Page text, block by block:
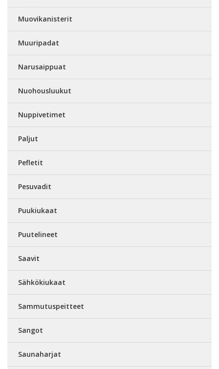
Muovikanisterit
Muuripadat
Narusaippuat
Nuohousluukut
Nuppivetimet
Paljut
Pefletit
Pesuvadit
Puukiukaat
Puutelineet
Saavit
Sähkökiukaat
Sammutuspeitteet
Sangot
Saunaharjat